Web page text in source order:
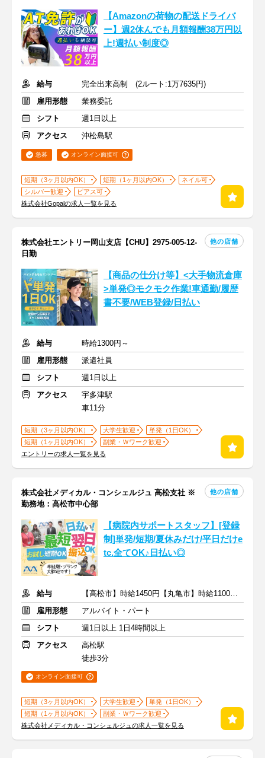
【Amazonの荷物の配送ドライバ
ー】週2休んでも月額報酬38万円以
上!週払い制度◎
給与
完全出来高制 (2ルート:1万7635円)
雇用形態
業務委託
シフト
週1日以上
アクセス
沖松島駅
急募 オンライン面接可
短期（3ヶ月以内OK） 短期（1ヶ月以内OK）
ネイル可
シルバー歓迎
ピアス可
株式会社Gopalの求人一覧を見る
株式会社エントリー岡山支店【CHU】2975-005-12-
日勤
他の店舗
【商品の仕分け等】<大手物流倉庫
>単発◎モクモク作業!車通勤/履歴
書不要/WEB登録/日払い
給与
時給1300円～
雇用形態
派遣社員
シフト
週1日以上
アクセス
宇多津駅
車11分
短期（3ヶ月以内OK） 大学生歓迎
単発（1日OK）
短期（1ヶ月以内OK）
副業・Ｗワーク歓迎
エントリーの求人一覧を見る
株式会社メディカル・コンシェルジュ 高松支社 ※
勤務地：高松市中心部
他の店舗
【病院内サポートスタッフ】[登録
制]単発/短期/夏休みだけ/平日だけe
tc.全てOK♪日払い◎
給与
【高松市】時給1450円【丸亀市】時給1100～1350円+交通費
雇用形態
アルバイト・パート
シフト
週1日以上 1日4時間以上
アクセス
高松駅
徒歩3分
オンライン面接可
短期（3ヶ月以内OK） 大学生歓迎
単発（1日OK）
短期（1ヶ月以内OK）
副業・Ｗワーク歓迎
株式会社メディカル・コンシェルジュの求人一覧を見る